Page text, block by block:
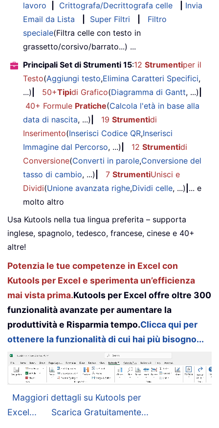
lavoro
Crittografa/Decrittografa celle
Invia
Email da Lista
Super Filtri
Filtro
speciale(Filtra celle con testo in
grassetto/corsivo/barrato...) ...
Principali Set di Strumenti 15:12 Strumentiper il
Testo(Aggiungi testo,Elimina Caratteri Specifici,
...)
50+Tipidi Grafico(Diagramma di Gantt, ...)
40+ Formule Pratiche(Calcola l'età in base alla
data di nascita, ...) 19 Strumentidi
Inserimento(Inserisci Codice QR,Inserisci
Immagine dal Percorso, ...) 12 Strumentidi
Conversione(Converti in parole,Conversione del
tasso di cambio, ...) 7 StrumentiUnisci e
Dividi(Unione avanzata righe,Dividi celle, ...) ... e
molto altro
Usa Kutools nella tua lingua preferita – supporta
inglese, spagnolo, tedesco, francese, cinese e 40+
altre!
Potenzia le tue competenze in Excel con
Kutools per Excel e sperimenta un’efficienza
mai vista prima.Kutools per Excel offre oltre 300
funzionalità avanzate per aumentare la
produttività e Risparmia tempo.Clicca qui per
ottenere la funzionalità di cui hai più bisogno...
Maggiori dettagli su Kutools per
Excel...
Scarica Gratuitamente...